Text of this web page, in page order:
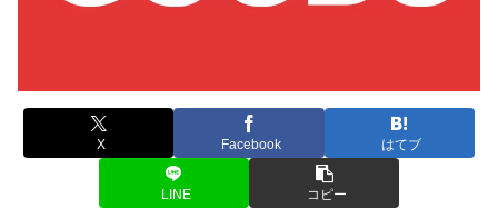
X Facebook はてブ
LINE コピー